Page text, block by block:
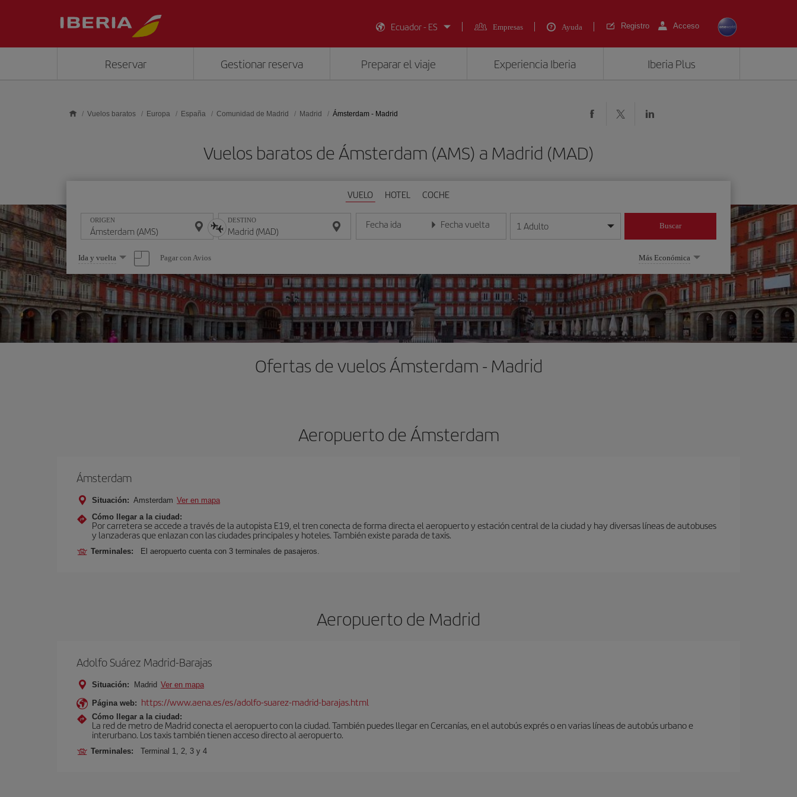
Ecuador - ES
Empresas Ayuda Registro Acceso
Reservar Gestionar reserva Preparar el viaje Experiencia Iberia Iberia Plus
Vuelos baratos Europa España Comunidad de Madrid Madrid Ámsterdam - Madrid
Vuelos baratos de Ámsterdam (AMS) a Madrid (MAD)
VUELO HOTEL COCHE
ORIGEN DESTINO Fecha ida
Introduce la fecha en formato día/mes/año
Fecha vuelta
Introduce la fecha en formato día/mes/año
1 Adulto Buscar
Seleccione
una
opción
Ida y vuelta Pagar con Avios Más Económica
Ofertas de vuelos Ámsterdam - Madrid
Aeropuerto de Ámsterdam
Ámsterdam
Situación: Amsterdam Ver en mapa
Cómo llegar a la ciudad:
Por carretera se accede a través de la autopista E19, el tren conecta de forma directa el aeropuerto y estación central de la ciudad y hay diversas líneas de autobuses
y lanzaderas que enlazan con las ciudades principales y hoteles. También existe parada de taxis.
Terminales: El aeropuerto cuenta con 3 terminales de pasajeros.
Aeropuerto de Madrid
Adolfo Suárez Madrid-Barajas
Situación: Madrid Ver en mapa
Página web: https://www.aena.es/es/adolfo-suarez-madrid-barajas.html
Cómo llegar a la ciudad:
La red de metro de Madrid conecta el aeropuerto con la ciudad. También puedes llegar en Cercanías, en el autobús exprés o en varias líneas de autobús urbano e
interurbano. Los taxis también tienen acceso directo al aeropuerto.
Terminales: Terminal 1, 2, 3 y 4